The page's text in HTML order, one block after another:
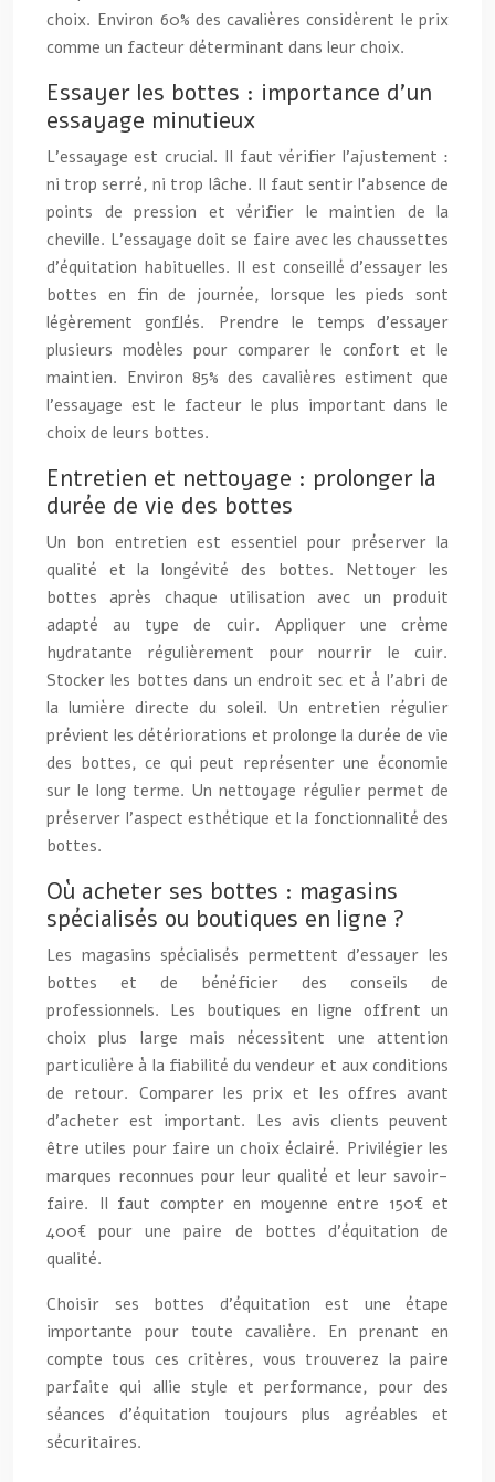
choix. Environ 60% des cavalières considèrent le prix
comme un facteur déterminant dans leur choix.
Essayer les bottes : importance d’un
essayage minutieux
L’essayage est crucial. Il faut vérifier l’ajustement :
ni trop serré, ni trop lâche. Il faut sentir l’absence de
points de pression et vérifier le maintien de la
cheville. L’essayage doit se faire avec les chaussettes
d’équitation habituelles. Il est conseillé d’essayer les
bottes en fin de journée, lorsque les pieds sont
légèrement gonflés. Prendre le temps d’essayer
plusieurs modèles pour comparer le confort et le
maintien. Environ 85% des cavalières estiment que
l’essayage est le facteur le plus important dans le
choix de leurs bottes.
Entretien et nettoyage : prolonger la
durée de vie des bottes
Un bon entretien est essentiel pour préserver la
qualité et la longévité des bottes. Nettoyer les
bottes après chaque utilisation avec un produit
adapté au type de cuir. Appliquer une crème
hydratante régulièrement pour nourrir le cuir.
Stocker les bottes dans un endroit sec et à l’abri de
la lumière directe du soleil. Un entretien régulier
prévient les détériorations et prolonge la durée de vie
des bottes, ce qui peut représenter une économie
sur le long terme. Un nettoyage régulier permet de
préserver l’aspect esthétique et la fonctionnalité des
bottes.
Où acheter ses bottes : magasins
spécialisés ou boutiques en ligne ?
Les magasins spécialisés permettent d’essayer les
bottes et de bénéficier des conseils de
professionnels. Les boutiques en ligne offrent un
choix plus large mais nécessitent une attention
particulière à la fiabilité du vendeur et aux conditions
de retour. Comparer les prix et les offres avant
d’acheter est important. Les avis clients peuvent
être utiles pour faire un choix éclairé. Privilégier les
marques reconnues pour leur qualité et leur savoir-
faire. Il faut compter en moyenne entre 150€ et
400€ pour une paire de bottes d’équitation de
qualité.
Choisir ses bottes d’équitation est une étape
importante pour toute cavalière. En prenant en
compte tous ces critères, vous trouverez la paire
parfaite qui allie style et performance, pour des
séances d’équitation toujours plus agréables et
sécuritaires.